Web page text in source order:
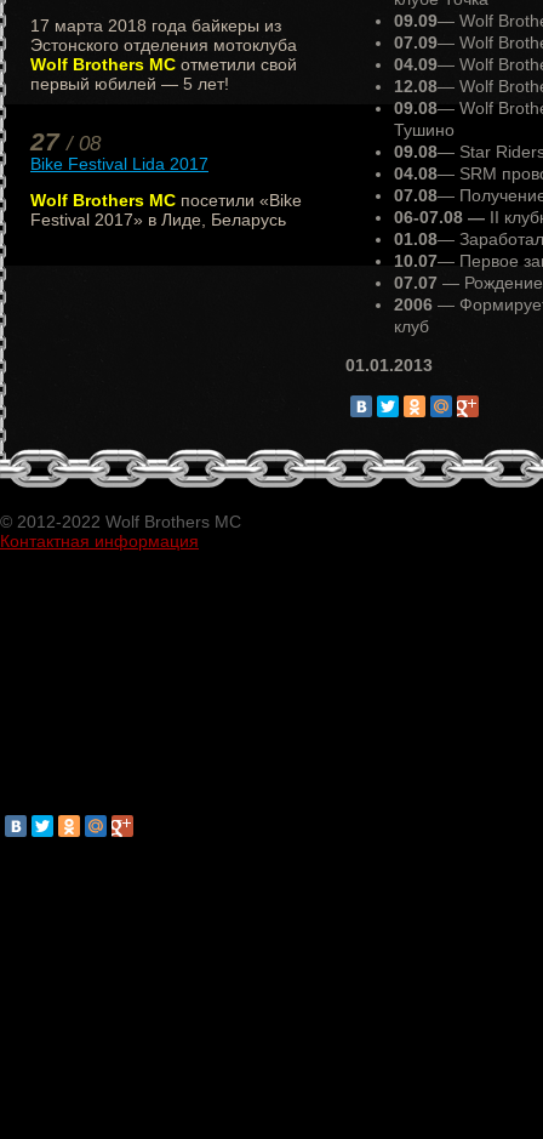
17 марта 2018 года байкеры из
Эстонского отделения мотоклуба
Wolf Brothers MC отметили свой
первый юбилей — 5 лет!
27/ 08
Bike Festival Lida 2017
Wolf Brothers MC посетили «Bike
Festival 2017» в Лиде, Беларусь
09.09— Wolf
07.09— Wolf
04.09— Wolf
12.08— Wolf
09.08— Wolf
Тушино
09.08— Star
04.08— SRM
07.08—
06-07.08 — II
01.08—
10.07— Первое
07.07 — Рождение
2006 —
клуб
01.01.2013
© 2012-2022 Wolf Brothers MC
Контактная информация